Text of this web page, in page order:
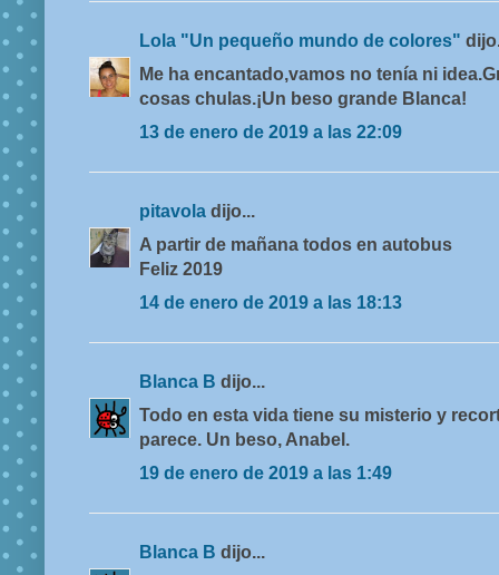
Lola "Un pequeño mundo de colores"
Me ha encantado,vamos no tenía ni
cosas chulas.¡Un beso grande Blanca!
13 de enero de 2019 a las 22:09
pitavola dijo...
A partir de mañana todos en autobus
Feliz 2019
14 de enero de 2019 a las 18:13
Blanca B dijo...
Todo en esta vida tiene su misterio y
parece. Un beso, Anabel.
19 de enero de 2019 a las 1:49
Blanca B dijo...